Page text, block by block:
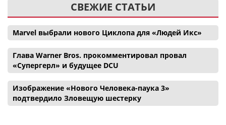
СВЕЖИЕ СТАТЬИ
Marvel выбрали нового Циклопа для «Людей Икс»
Глава Warner Bros. прокомментировал провал
«Супергерл» и будущее DCU
Изображение «Нового Человека-паука 3»
подтвердило Зловещую шестерку